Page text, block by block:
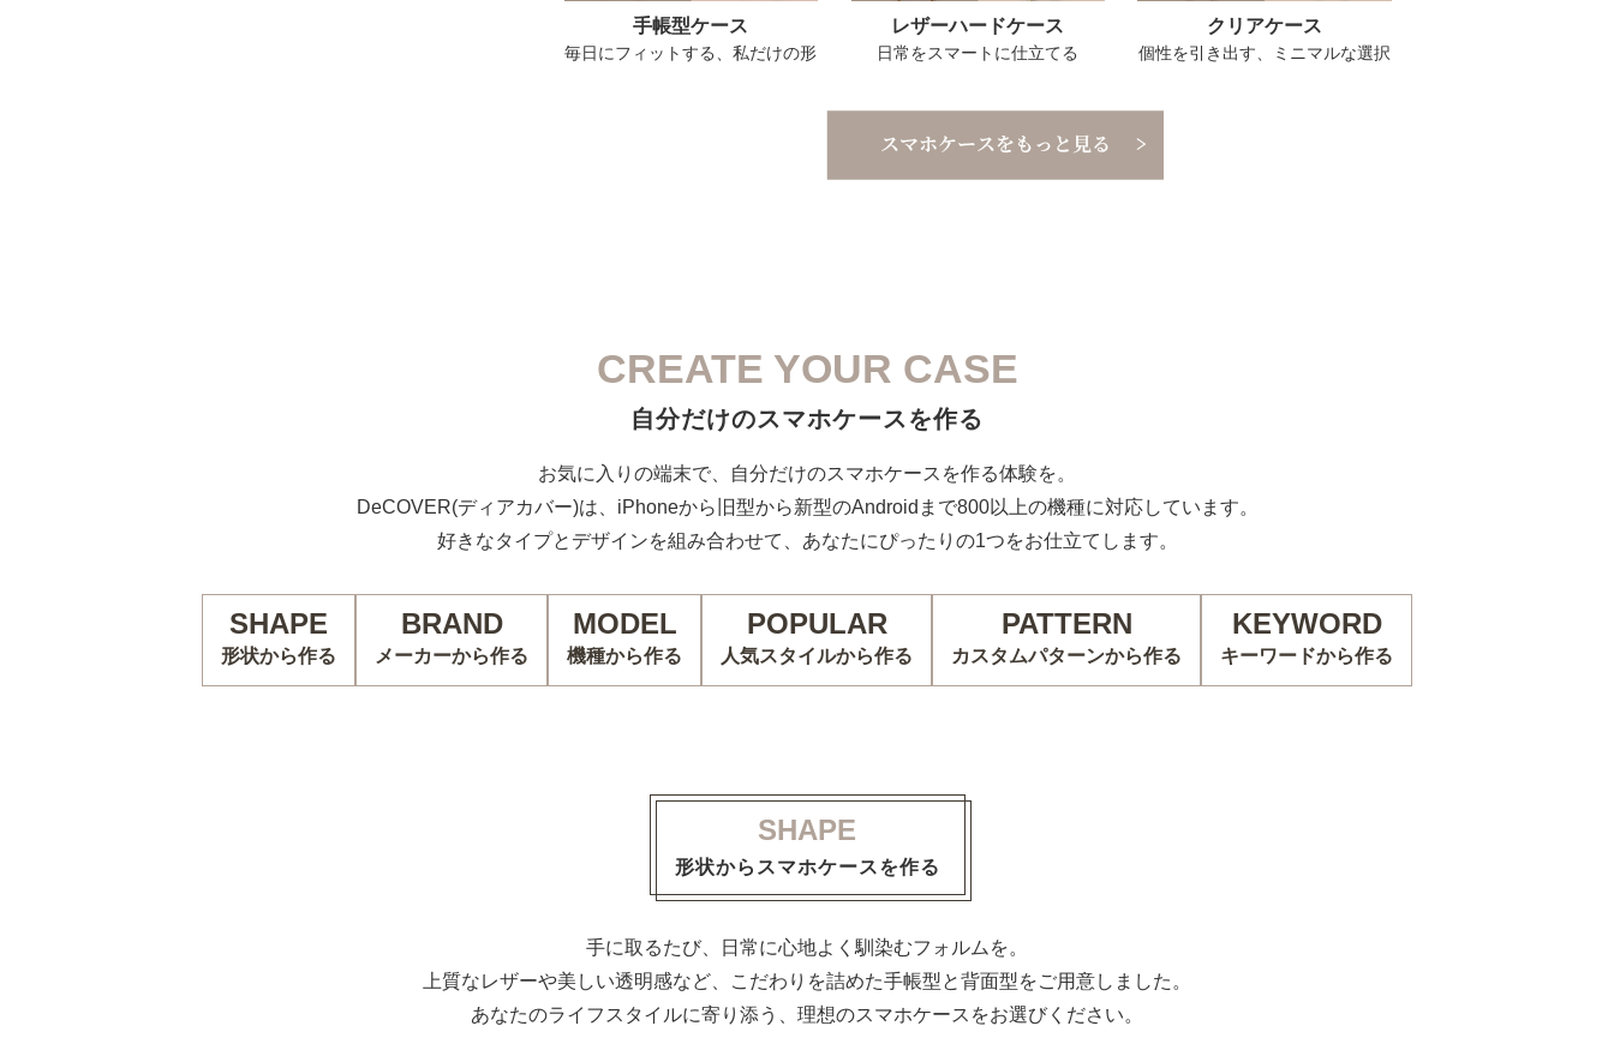
CREATE YOUR CASE
自分だけのスマホケースを作る
お気に入りの端末で、自分だけのスマホケースを作る体験を。
DeCOVER(ディアカバー)は、iPhoneから旧型から新型のAndroidまで800以上の機種に対応しています。
好きなタイプとデザインを組み合わせて、あなたにぴったりの1つをお仕立てします。
SHAPE
形状から作る
BRAND
メーカーから作る
MODEL
機種から作る
POPULAR
人気スタイルから作る
PATTERN
カスタムパターンから作る
KEYWORD
キーワードから作る
SHAPE
形状からスマホケースを作る
手に取るたび、日常に心地よく馴染むフォルムを。
上質なレザーや美しい透明感など、こだわりを詰めた手帳型と背面型をご用意しました。
あなたのライフスタイルに寄り添う、理想のスマホケースをお選びください。